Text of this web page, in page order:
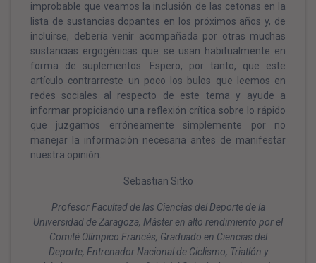
improbable que veamos la inclusión de las cetonas en la
lista de sustancias dopantes en los próximos años y, de
incluirse, debería venir acompañada por otras muchas
sustancias ergogénicas que se usan habitualmente en
forma de suplementos. Espero, por tanto, que este
artículo contrarreste un poco los bulos que leemos en
redes sociales al respecto de este tema y ayude a
informar propiciando una reflexión crítica sobre lo rápido
que juzgamos erróneamente simplemente por no
manejar la información necesaria antes de manifestar
nuestra opinión.
Sebastian Sitko
Profesor Facultad de las Ciencias del Deporte de la
Universidad de Zaragoza, Máster en alto rendimiento por el
Comité Olímpico Francés, Graduado en Ciencias del
Deporte, Entrenador Nacional de Ciclismo, Triatlón y